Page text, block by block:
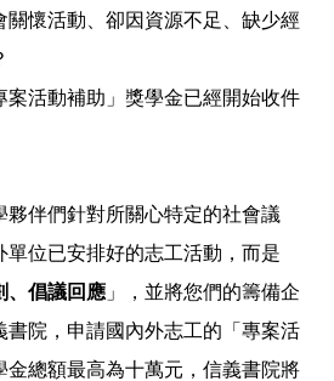
關懷活動、卻因資源不足、缺少經
案活動補助」獎學金已經開始收件
夥伴們針對所關心特定的社會議
單位已安排好的志工活動，而是
、倡議回應 」，並將您們的籌備企
書院，申請國內外志工的「專案活
金總額最高為十萬元，信義書院將